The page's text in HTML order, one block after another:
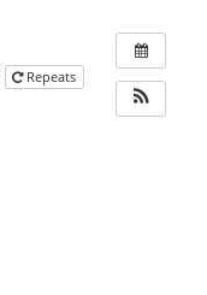
Repeats